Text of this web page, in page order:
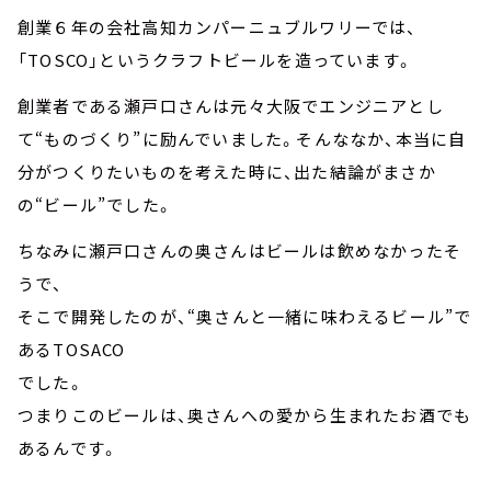
創業６年の会社高知カンパーニュブルワリーでは、
「TOSCO」というクラフトビールを造っています。
創業者である瀬戸口さんは元々大阪でエンジニアとし
て“ものづくり”に励んでいました。そんななか、本当に自
分がつくりたいものを考えた時に、出た結論がまさか
の“ビール”でした。
ちなみに瀬戸口さんの奥さんはビールは飲めなかったそ
うで、
そこで開発したのが、“奥さんと一緒に味わえるビール”で
あるTOSACO
でした。
つまりこのビールは、奥さんへの愛から生まれたお酒でも
あるんです。